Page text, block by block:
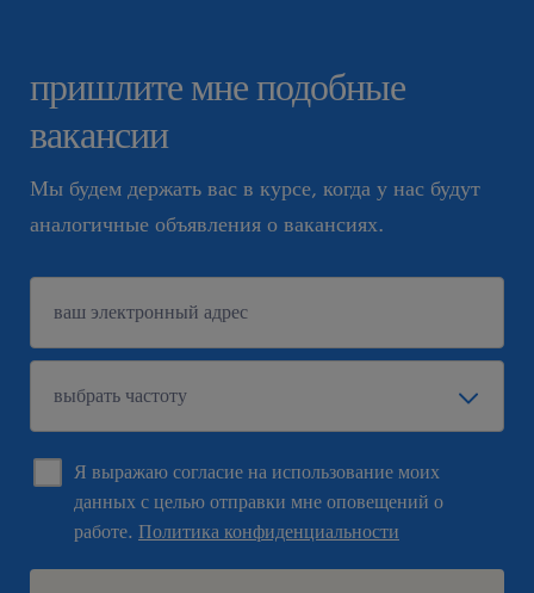
пришлите мне подобные
вакансии
Мы будем держать вас в курсе, когда у нас будут
аналогичные объявления о вакансиях.
Я выражаю согласие на использование моих
данных с целью отправки мне оповещений о
работе. Политика конфиденциальности